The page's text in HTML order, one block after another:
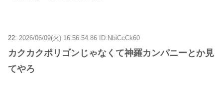
22: 2026/06/09(火) 16:56:54.86 ID:NbiCcCk60
カクカクポリゴンじゃなくて神羅カンパニーとか見
てやろ